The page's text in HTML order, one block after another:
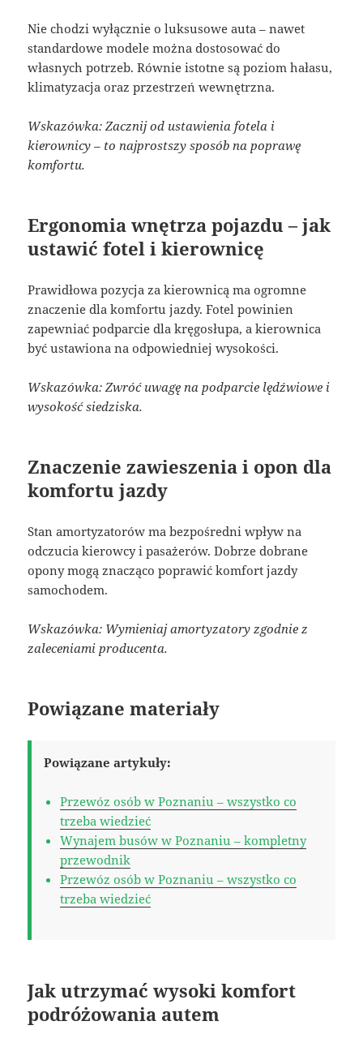
Nie chodzi wyłącznie o luksusowe auta – nawet
standardowe modele można dostosować do
własnych potrzeb. Równie istotne są poziom hałasu,
klimatyzacja oraz przestrzeń wewnętrzna.
Wskazówka: Zacznij od ustawienia fotela i
kierownicy – to najprostszy sposób na poprawę
komfortu.
Ergonomia wnętrza pojazdu – jak
ustawić fotel i kierownicę
Prawidłowa pozycja za kierownicą ma ogromne
znaczenie dla komfortu jazdy. Fotel powinien
zapewniać podparcie dla kręgosłupa, a kierownica
być ustawiona na odpowiedniej wysokości.
Wskazówka: Zwróć uwagę na podparcie lędźwiowe i
wysokość siedziska.
Znaczenie zawieszenia i opon dla
komfortu jazdy
Stan amortyzatorów ma bezpośredni wpływ na
odczucia kierowcy i pasażerów. Dobrze dobrane
opony mogą znacząco poprawić komfort jazdy
samochodem.
Wskazówka: Wymieniaj amortyzatory zgodnie z
zaleceniami producenta.
Powiązane materiały
Powiązane artykuły:
Przewóz osób w Poznaniu – wszystko co
trzeba wiedzieć
Wynajem busów w Poznaniu – kompletny
przewodnik
Przewóz osób w Poznaniu – wszystko co
trzeba wiedzieć
Jak utrzymać wysoki komfort
podróżowania autem